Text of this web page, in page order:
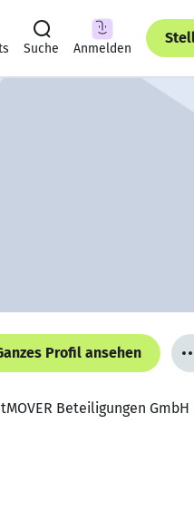
Suche Anmelden
Profil ansehen
Beteiligungen GmbH